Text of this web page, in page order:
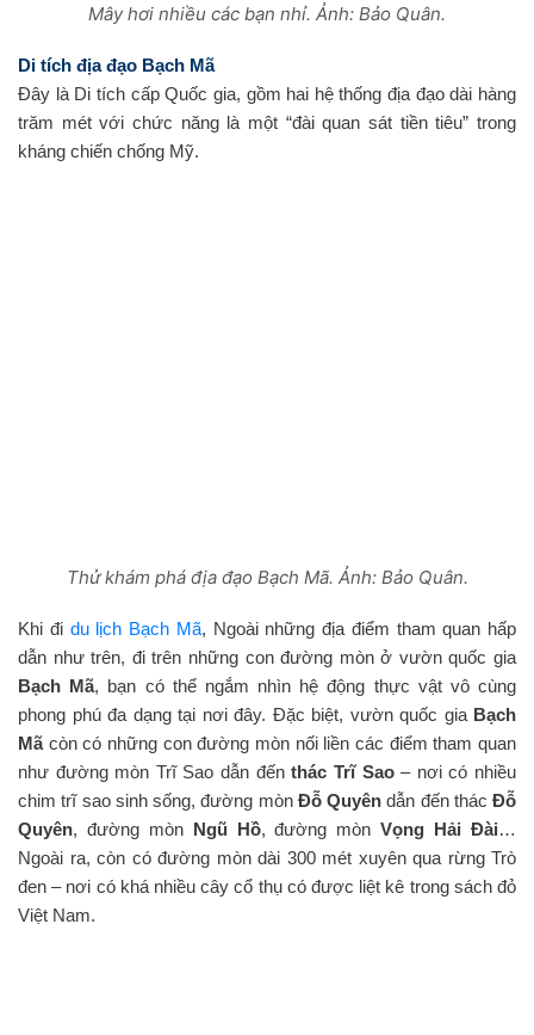
Mây hơi nhiều các bạn nhỉ. Ảnh: Bảo Quân.
Di tích địa đạo Bạch Mã
Đây là Di tích cấp Quốc gia, gồm hai hệ thống địa đạo dài hàng
trăm mét với chức năng là một “đài quan sát tiền tiêu” trong
kháng chiến chống Mỹ.
Thử khám phá địa đạo Bạch Mã. Ảnh: Bảo Quân.
Khi đi du lịch Bạch Mã, Ngoài những địa điểm tham quan hấp
dẫn như trên, đi trên những con đường mòn ở vườn quốc gia
Bạch Mã, bạn có thể ngắm nhìn hệ động thực vật vô cùng
phong phú đa dạng tại nơi đây. Đặc biệt, vườn quốc gia Bạch
Mãcòn có những con đường mòn nối liền các điểm tham quan
như đường mòn Trĩ Sao dẫn đếnthác Trĩ Sao– nơi có nhiều
chim trĩ sao sinh sống, đường mòn Đỗ Quyên dẫn đến thác Đỗ
Quyên, đường mòn Ngũ Hồ, đường mònVọng Hải Đài…
Ngoài ra, còn có đường mòn dài 300 mét xuyên qua rừng Trò
đen – nơi có khá nhiều cây cổ thụ có được liệt kê trong sách đỏ
Việt Nam.